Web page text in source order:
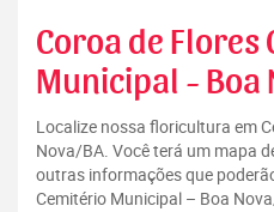
Coroa de Flores
Municipal - Boa
Localize nossa floricultura em
Nova/BA. Você terá um mapa
outras informações que
Cemitério Municipal – Boa